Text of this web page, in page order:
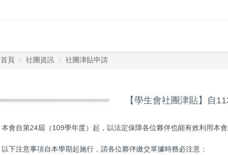
首頁 社團資訊 社團津貼申請
【學生會社團津貼】自
本會自第24屆（109學年度）起，以法定保障各位夥伴也能有效利用本
以下注意事項自本學期起施行，請各位夥伴繳交單據時務必注意：